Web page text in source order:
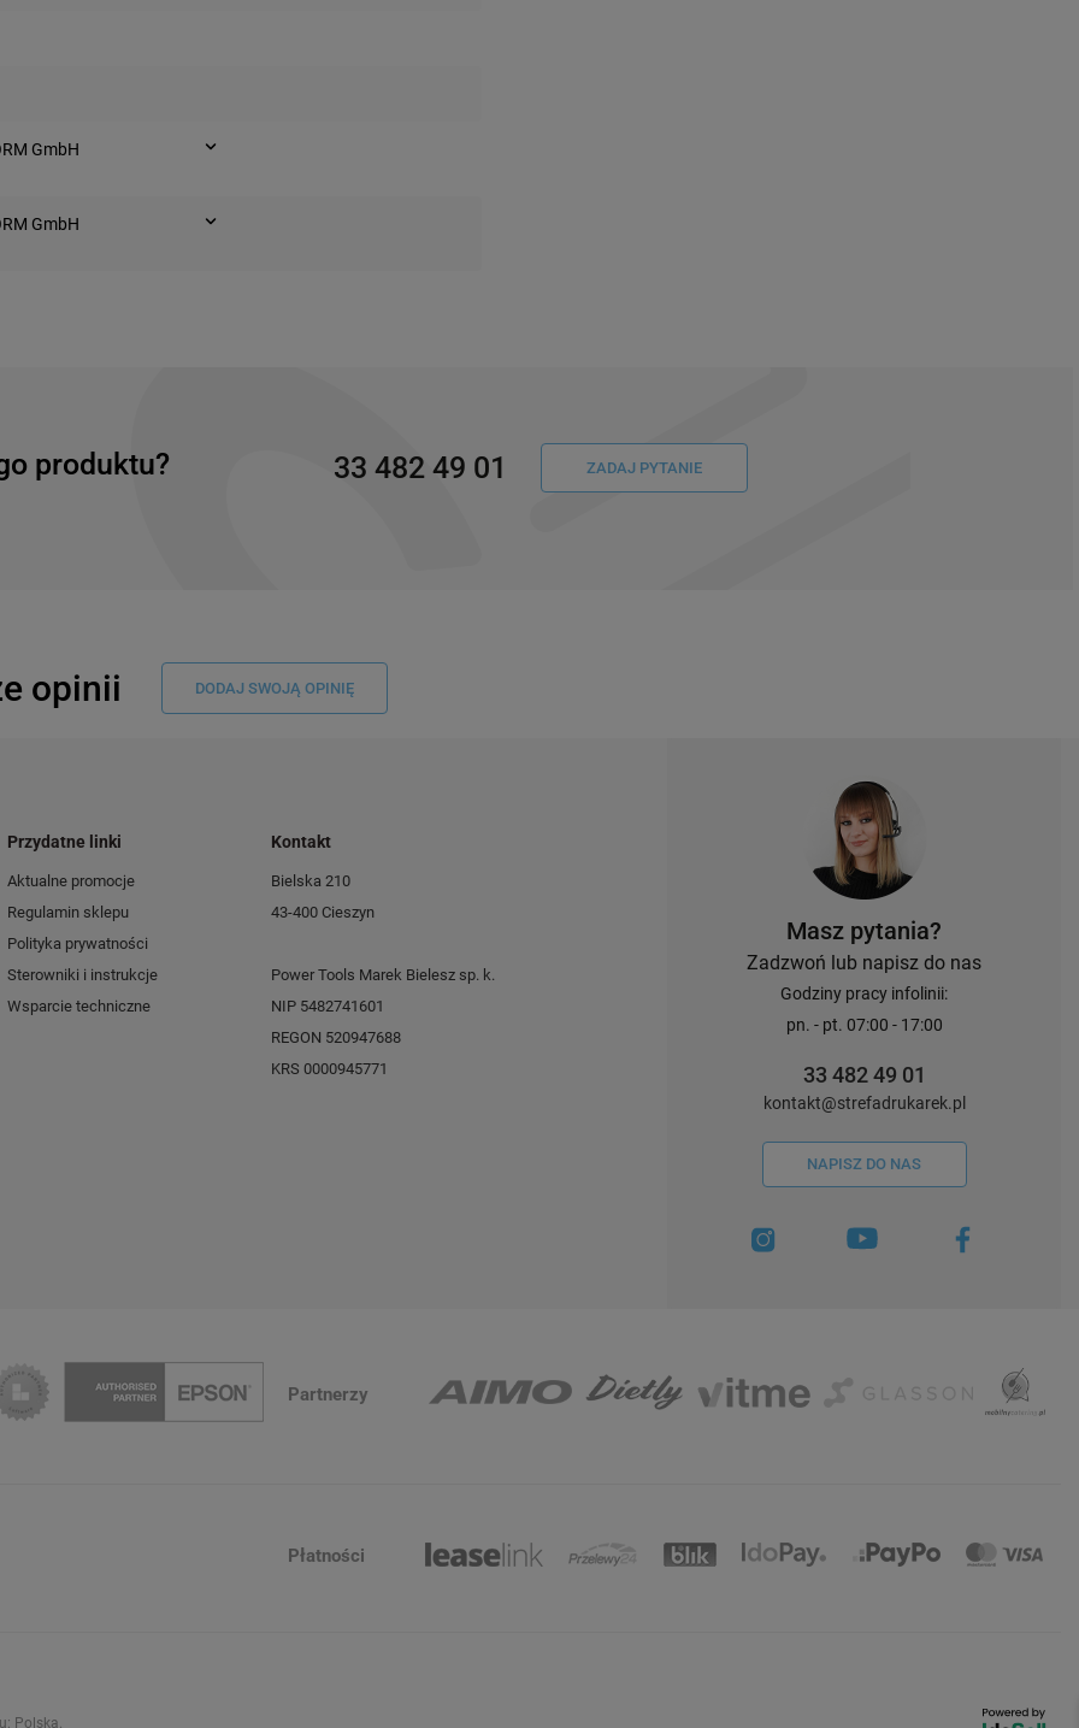
GmbH
GmbH
produktu? 33 482 49 01 ZADAJ PYTANIE
opinii DODAJ SWOJĄ OPINIĘ
Przydatne linki
Aktualne promocje
Regulamin sklepu
Polityka prywatności
Sterowniki i instrukcje
Wsparcie techniczne
Kontakt
Bielska 210
43-400 Cieszyn
Power Tools Marek Bielesz sp. k.
NIP 5482741601
REGON 520947688
KRS 0000945771
Masz pytania?
Zadzwoń lub napisz do nas
Godziny pracy infolinii:
pn. - pt. 07:00 - 17:00
33 482 49 01
kontakt@strefadrukarek.pl
NAPISZ DO NAS
Partnerzy
Płatności
Polska